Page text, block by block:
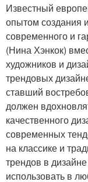
Известный
опытом создания
современного и
(Нина Хэнкок)
художников и
трендовых
ставший
должен
качественного
современных
на классике и
трендов в
использовать в